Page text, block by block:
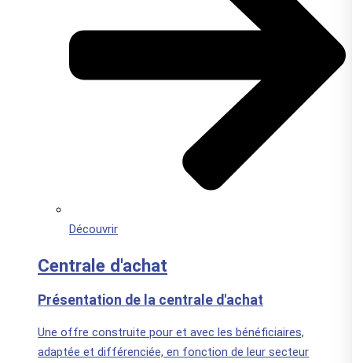
Découvrir
Centrale d'achat
Présentation de la centrale d'achat
Une offre construite pour et avec les bénéficiaires,
adaptée et différenciée, en fonction de leur secteur